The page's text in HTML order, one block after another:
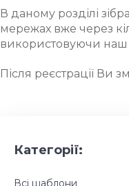
В даному розділі
мережах вже через
використовуючи наш
Після реєстрації Ви
Категорії:
Всі шаблони